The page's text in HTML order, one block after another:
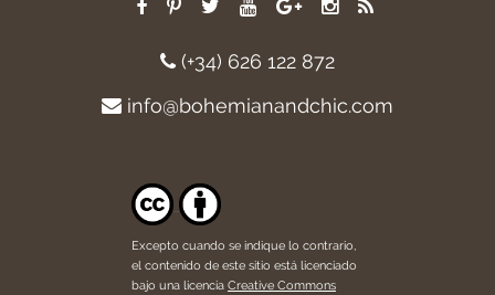
(+34) 626 122 872
info@bohemianandchic.com
Excepto cuando se indique lo contrario,
el contenido de este sitio está licenciado
bajo una licencia Creative Commons